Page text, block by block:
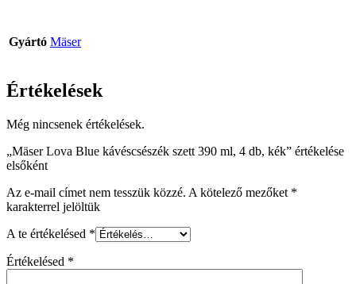
Gyártó Mäser
Értékelések
Még nincsenek értékelések.
„Mäser Lova Blue kávéscsészék szett 390 ml, 4 db, kék” értékelése
elsőként
Az e-mail címet nem tesszük közzé. A kötelező mezőket *
karakterrel jelöltük
A te értékelésed *
Értékelésed *